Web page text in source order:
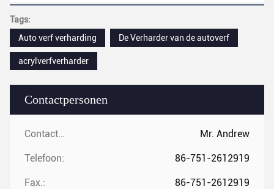
Contactpersonen
Contactpersonen: Mr. Andrew
Telefoon: 86-751-2612919
Fax.: 86-751-2612919
Tags:
Auto verf verharding
De Verharder van de autoverf
acrylverfverharder